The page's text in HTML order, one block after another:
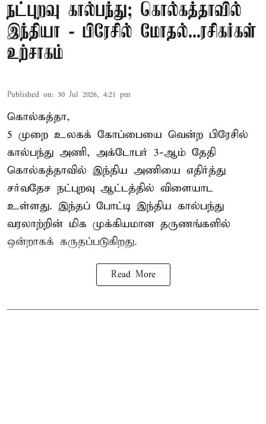
நட்புறவு கால்பந்து; கொல்கத்தாவில்
இந்தியா - பிரேசில் மோதல்...ரசிகர்கள்
உற்சாகம்
Published on: 30 Jul 2026, 4:21 pm
கொல்கத்தா,
5 முறை உலகக் கோப்பையை வென்ற பிரேசில்
கால்பந்து அணி, அக்டோபர் 3-ஆம் தேதி
கொல்கத்தாவில் இந்திய அணியை எதிர்த்து
சர்வதேச நட்புறவு ஆட்டத்தில் விளையாட
உள்ளது. இந்தப் போட்டி இந்திய கால்பந்து
வரலாற்றின் மிக முக்கியமான தருணங்களில்
ஒன்றாகக் கருதப்படுகிறது.
Read More